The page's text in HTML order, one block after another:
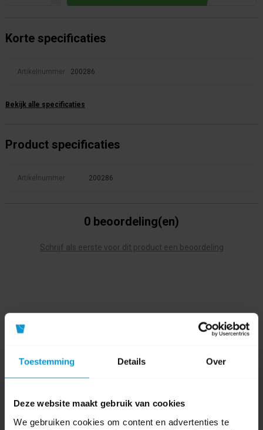
Toestemming Details Over
Deze website maakt gebruik van cookies
We gebruiken cookies om content en advertenties te
Korte specificaties
Artikelnummer: 200286
Bekijk alle specificaties
Product specificaties
Artikelnummer 200286
0 beoordeling(en)
Schrijf als eerste voor dit product een beoordeling
Nog vragen?